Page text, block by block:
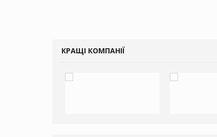
КРАЩІ КОМПАНІЇ